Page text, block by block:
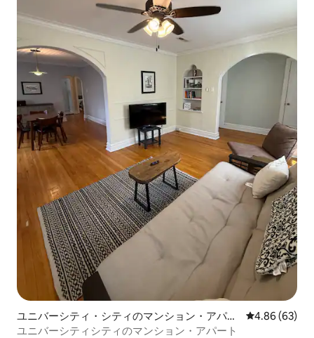
ユニバーシティ・シティのマンション・アパー
ト
レビュー63
4.86 (63)
ユニバーシティシティのマンション・アパート